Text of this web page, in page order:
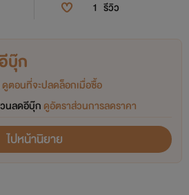
1 รีวิว
บุ๊ก
ดูตอนที่จะปลดล็อกเมื่อซื้อ
นลดอีบุ๊ก ดูอัตราส่วนการลดราคา
ไปหน้านิยาย